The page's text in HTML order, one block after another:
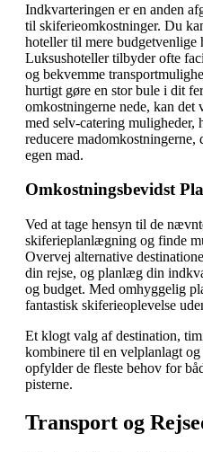
Indkvarteringen er en anden
til skiferieomkostninger. Du
hoteller til mere budgetvenlige
Luksushoteller tilbyder ofte
og bekvemme
hurtigt gøre en stor bule i dit
omkostningerne nede, kan
med selv-catering
reducere
egen mad.
Omkostningsbevidst
Ved at tage hensyn til de
skiferieplanlægning og finde
Overvej alternative
din rejse, og planlæg din
og budget. Med omhyggelig
fantastisk skiferieoplevelse
Et klogt valg af destination,
kombinere til en velplanlagt
opfylder de fleste behov for
pisterne.
Transport og